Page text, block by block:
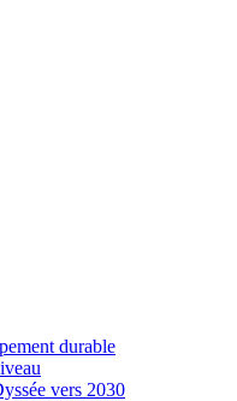
durable
vers 2030